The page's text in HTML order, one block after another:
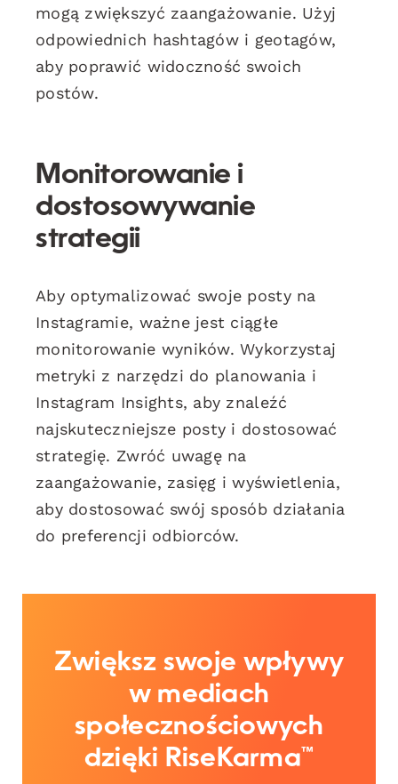
mogą zwiększyć zaangażowanie. Użyj
odpowiednich hashtagów i geotagów,
aby poprawić widoczność swoich
postów.
Monitorowanie i
dostosowywanie
strategii
Aby optymalizować swoje posty na
Instagramie, ważne jest ciągłe
monitorowanie wyników. Wykorzystaj
metryki z narzędzi do planowania i
Instagram Insights, aby znaleźć
najskuteczniejsze posty i dostosować
strategię. Zwróć uwagę na
zaangażowanie, zasięg i wyświetlenia,
aby dostosować swój sposób działania
do preferencji odbiorców.
Zwiększ swoje wpływy
w mediach
społecznościowych
dzięki RiseKarma™